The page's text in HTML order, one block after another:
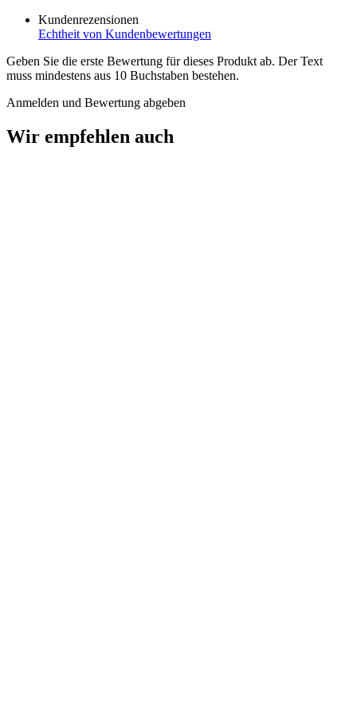
Kundenrezensionen
Echtheit von Kundenbewertungen
Geben Sie die erste Bewertung für dieses Produkt ab. Der Text
muss mindestens aus 10 Buchstaben bestehen.
Anmelden und Bewertung abgeben
Wir empfehlen auch